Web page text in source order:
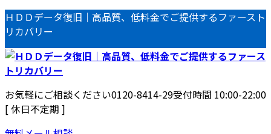
コ
ン
テ
ン
ツ
へ
ス
キ
ナ
ビ
ゲ
ー
シ
ョ
ン
に
ＨＤＤデータ復旧｜高品質、低料金でご提供するファースト
リカバリー
お気軽にご相談ください0120-8414-29受付時間 10:00-22:00
[ 休日不定期 ]